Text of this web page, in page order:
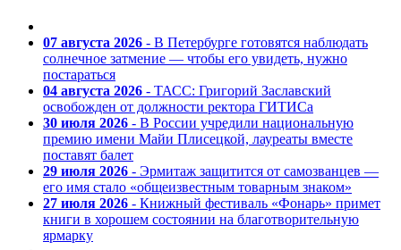
07 августа 2026 - В Петербурге готовятся наблюдать
солнечное затмение — чтобы его увидеть, нужно
постараться
04 августа 2026 - ТАСС: Григорий Заславский
освобожден от должности ректора ГИТИСа
30 июля 2026 - В России учредили национальную
премию имени Майи Плисецкой, лауреаты вместе
поставят балет
29 июля 2026 - Эрмитаж защитится от самозванцев —
его имя стало «общеизвестным товарным знаком»
27 июля 2026 - Книжный фестиваль «Фонарь» примет
книги в хорошем состоянии на благотворительную
ярмарку